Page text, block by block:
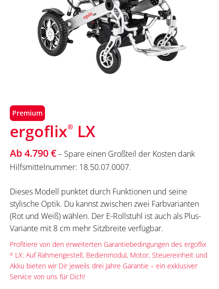
Premium
ergoflix® LX
Ab 4.790 €– Spare einen Großteil der Kosten dank
Hilfsmittelnummer: 18.50.07.0007.
Dieses Modell punktet durch Funktionen und seine
stylische Optik. Du kannst zwischen zwei Farbvarianten
(Rot und Weiß) wählen. Der E-Rollstuhl ist auch als Plus-
Variante mit 8 cm mehr Sitzbreite verfügbar.
Profitiere von den erweiterten Garantiebedingungen des ergoflix
® LX: Auf Rahmengestell, Bedienmodul, Motor, Steuereinheit und
Akku bieten wir Dir jeweils drei Jahre Garantie – ein exklusiver
Service von uns für Dich!